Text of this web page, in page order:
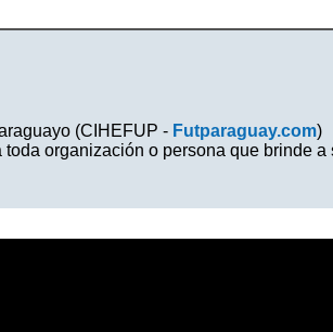
(CIHEFUP - Futparaguay.com)
organización o persona que brinde